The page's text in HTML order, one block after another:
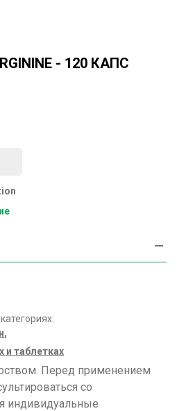
- 120 КАПС
,
и таблетках
Перед применением
со
индивидуальные